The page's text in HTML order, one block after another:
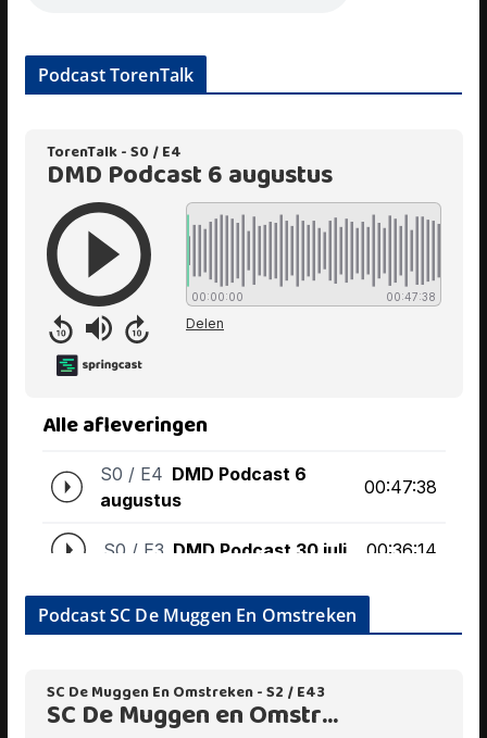
Podcast TorenTalk
Podcast SC De Muggen En Omstreken